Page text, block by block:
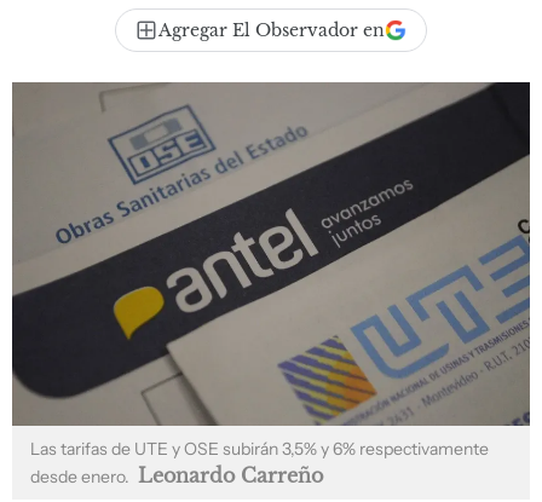
Agregar El Observador en
Las tarifas de UTE y OSE subirán 3,5% y 6% respectivamente
desde enero. Leonardo Carreño